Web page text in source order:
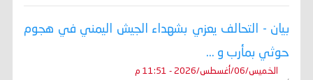
بيان - التحالف يعزي بشهداء الجيش اليمني في هجوم
حوثي بمأرب و ...
الخميس/06/أغسطس/2026 - 11:51 م